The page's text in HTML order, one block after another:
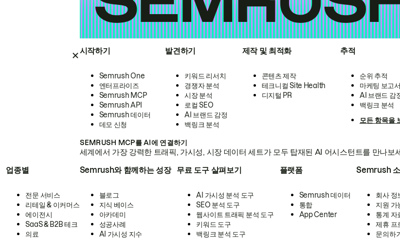
시작하기
Semrush One
엔터프라이즈
Semrush MCP
Semrush API
Semrush 데이터
데모 신청
발견하기
키워드 리서치
경쟁자 분석
시장 분석
로컬 SEO
AI 브랜드 감정
백링크 분석
제작 및 최적화
콘텐츠 제작
테크니컬 Site Health
디지털 PR
추적
순위 추적
마케팅 보고
AI 브랜드 감
백링크 분석
모든 항목을
SEMRUSH MCP를 AI에 연결하기
세계에서 가장 강력한 트래픽, 가시성, 시장 데이터 세트가 모두 탑재된 AI 어시스턴트를 만나보
업종별
전문 서비스
리테일 & 이커머스
에이전시
SaaS & B2B 테크
의료
Semrush와 함께하는 성장
블로그
지식 베이스
아카데미
성공사례
AI 가시성 지수
무료 도구 살펴보기
AI 가시성 분석 도구
SEO 분석 도구
웹사이트 트래픽 분석 도구
키워드 도구
백링크 분석 도구
플랫폼
Semrush 데이터
통합
App Center
Semrush
회사 정
지원 가
통계 자
제휴 프
문의하